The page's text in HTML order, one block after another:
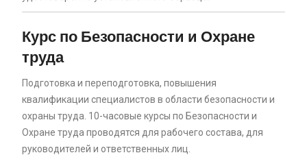
Курс по Безопасности и Охране
труда
Подготовка и переподготовка, повышения
квалификации специалистов в области безопасности и
охраны труда. 10-часовые курсы по Безопасности и
Охране труда проводятся для рабочего состава, для
руководителей и ответственных лиц.